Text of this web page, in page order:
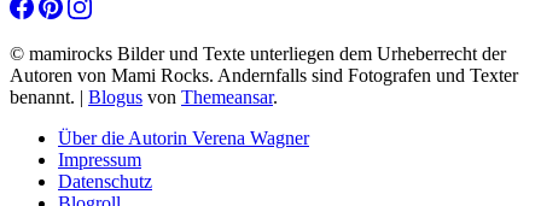
© mamirocks Bilder und Texte unterliegen dem Urheberrecht der
Autoren von Mami Rocks. Andernfalls sind Fotografen und Texter
benannt. | Blogus von Themeansar.
Über die Autorin Verena Wagner
Impressum
Datenschutz